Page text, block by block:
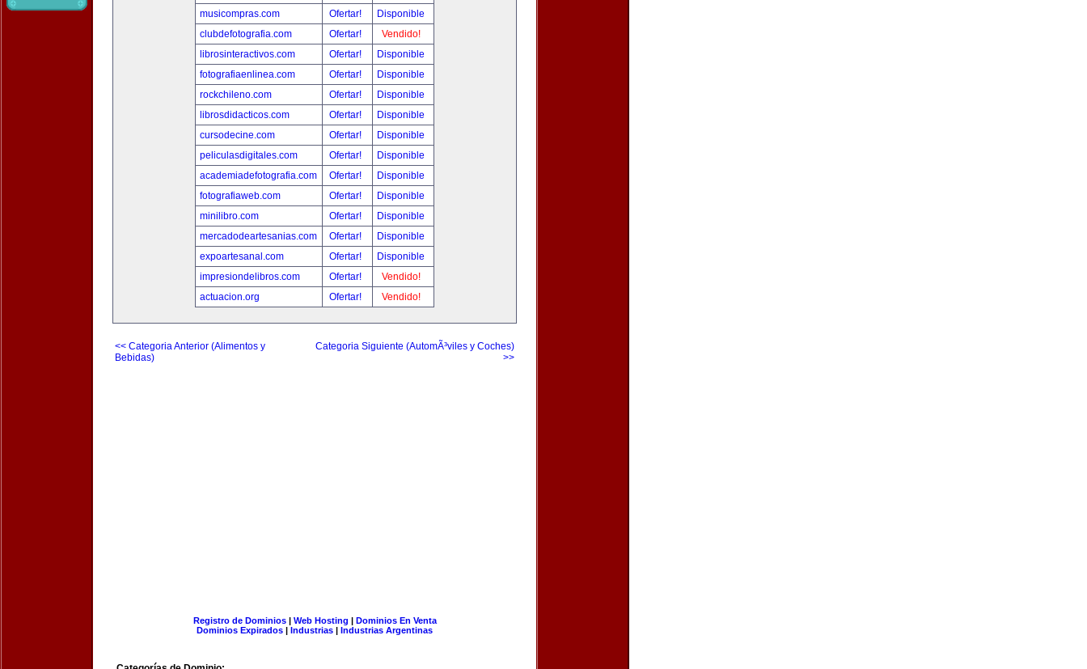
musicompras.com
Ofertar!
Disponible
clubdefotografia.com
Ofertar!
Vendido!
librosinteractivos.com
Ofertar!
Disponible
fotografiaenlinea.com
Ofertar!
Disponible
rockchileno.com
Ofertar!
Disponible
librosdidacticos.com
Ofertar!
Disponible
cursodecine.com
Ofertar!
Disponible
peliculasdigitales.com
Ofertar!
Disponible
academiadefotografia.com
Ofertar!
Disponible
fotografiaweb.com
Ofertar!
Disponible
minilibro.com
Ofertar!
Disponible
mercadodeartesanias.com
Ofertar!
Disponible
expoartesanal.com
Ofertar!
Disponible
impresiondelibros.com
Ofertar!
Vendido!
actuacion.org
Ofertar! Vendido!
<< Categoria Anterior (Alimentos y
Bebidas)
Categoria Siguiente (AutomÃ³viles y Coches)
>>
Registro de Dominios| Web Hosting | Dominios En Venta
Dominios Expirados | Industrias | Industrias Argentinas